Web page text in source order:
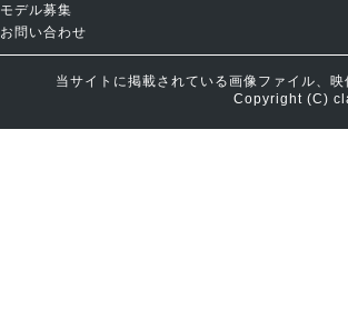
モデル募集
お問い合わせ
当サイトに掲載されている画像ファイル、
Copyright (C)